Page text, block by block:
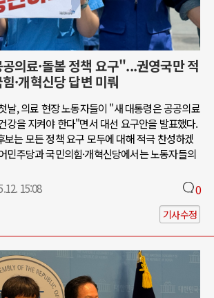
의료·돌봄 정책 요구"...권영국만 적
·개혁신당 답변 미뤄
날, 의료 현장 노동자들이 "새 대통령은 공공의료
강을 지켜야 한다"면서 대선 요구안을 발표했다.
보는 모든 정책 요구 모두에 대해 적극 찬성하겠
민주당과 국민의힘·개혁신당에서는 노동자들의
15:08 0
기사수정